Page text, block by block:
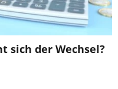
sich der Wechsel?